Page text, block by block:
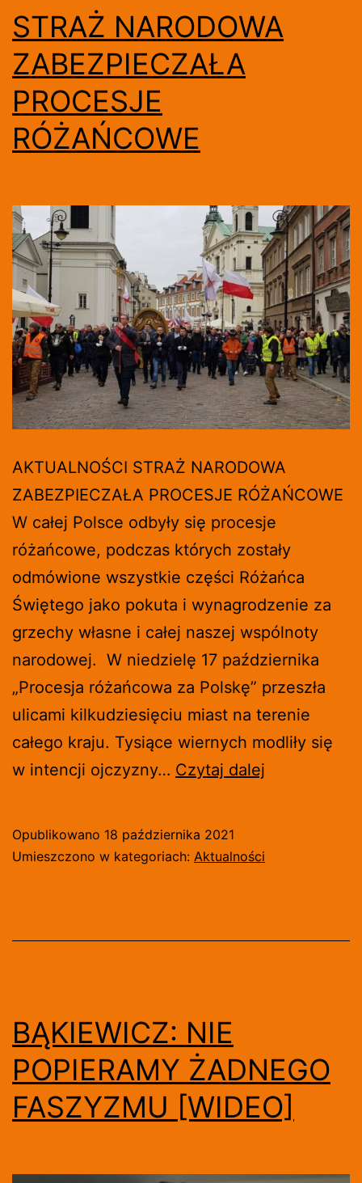
[WIDEO]
STRAŻ NARODOWA
ZABEZPIECZAŁA
PROCESJE
RÓŻAŃCOWE
AKTUALNOŚCI STRAŻ NARODOWA
ZABEZPIECZAŁA PROCESJE RÓŻAŃCOWE
W całej Polsce odbyły się procesje
różańcowe, podczas których zostały
odmówione wszystkie części Różańca
Świętego jako pokuta i wynagrodzenie za
grzechy własne i całej naszej wspólnoty
narodowej. W niedzielę 17 października
„Procesja różańcowa za Polskę” przeszła
ulicami kilkudziesięciu miast na terenie
całego kraju. Tysiące wiernych modliły się
w intencji ojczyzny… Czytaj dalej
Opublikowano 18 października 2021
Umieszczono w kategoriach: Aktualności
BĄKIEWICZ: NIE
POPIERAMY ŻADNEGO
FASZYZMU [WIDEO]